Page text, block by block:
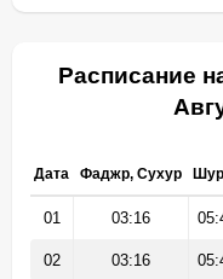
Расписание
Дата Фаджр, Сухур
01 03:16
02 03:16